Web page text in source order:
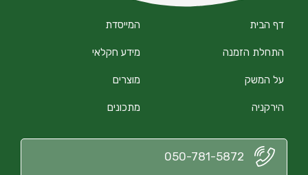
דף הבית
התחלת הזמנה
על המשק
הירקניה
המייסדת
מידע חקלאי
מוצרים
מתכונים
050-781-5872